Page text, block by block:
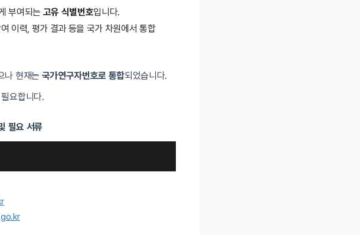
부여되는 고유 식별번호입니다.
이력, 평가 결과 등을 국가 차원에서 통합
나 현재는 국가연구자번호로 통합되었습니다.
요합니다.
필요 서류